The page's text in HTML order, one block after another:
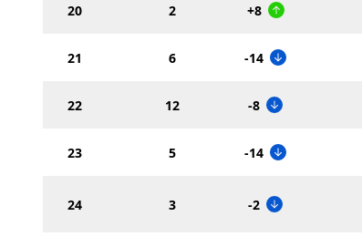
20 2 +8
21 6 -14
22 12 -8
23 5 -14
24 3 -2